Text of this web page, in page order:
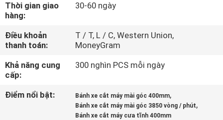
NHÀ
MÁY
KIỂM
SOÁT
CHẤT
Thời gian giao
hàng:
30-60 ngày
Điều khoản
thanh toán:
T / T, L / C, Western Union,
MoneyGram
Khả năng cung
cấp:
300 nghìn PCS mỗi ngày
Điểm nổi bật: Bánh xe cắt máy mài góc 400mm,
Bánh xe cắt máy mài góc 3850 vòng / phút,
Bánh xe cắt máy cưa tĩnh 400mm